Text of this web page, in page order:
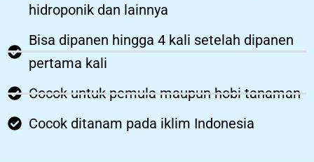
hidroponik dan lainnya
Bisa dipanen hingga 4 kali setelah dipanen
pertama kali
Cocok untuk pemula maupun hobi tanaman
Cocok ditanam pada iklim Indonesia